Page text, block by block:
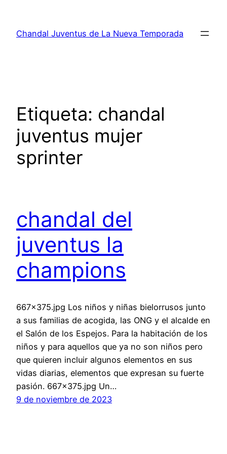
contenido
Chandal Juventus de La Nueva Temporada
Etiqueta: chandal
juventus mujer
sprinter
chandal del
juventus la
champions
667×375.jpg Los niños y niñas bielorrusos junto
a sus familias de acogida, las ONG y el alcalde en
el Salón de los Espejos. Para la habitación de los
niños y para aquellos que ya no son niños pero
que quieren incluir algunos elementos en sus
vidas diarias, elementos que expresan su fuerte
pasión. 667×375.jpg Un…
9 de noviembre de 2023